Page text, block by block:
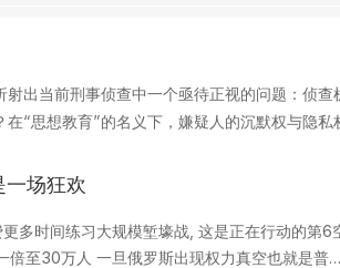
出当前刑事侦查中一个亟待正视的问题：侦查
“思想教育”的名义下，嫌疑人的沉默权与隐私
一场狂欢
多时间练习大规模堑壕战, 这是正在行动的第6
倍至30万人 一旦俄罗斯出现权力真空也就是普